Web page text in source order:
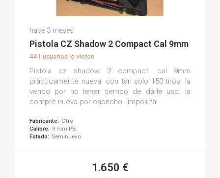
(0)
hace 3 meses
Pistola CZ Shadow 2 Compact Cal 9mm
441 usuarios lo vieron
Pistola cz shadow 2 compact. cal 9mm
prácticamente nueva. con tan solo 150 tiros. la
vendo por no tener tiempo de darle uso. la
compré nueva por capricho. ¡impoluta!
Fabricante: Otro
Calibre: 9 mm PB
Estado: Seminuevo
1.650 €